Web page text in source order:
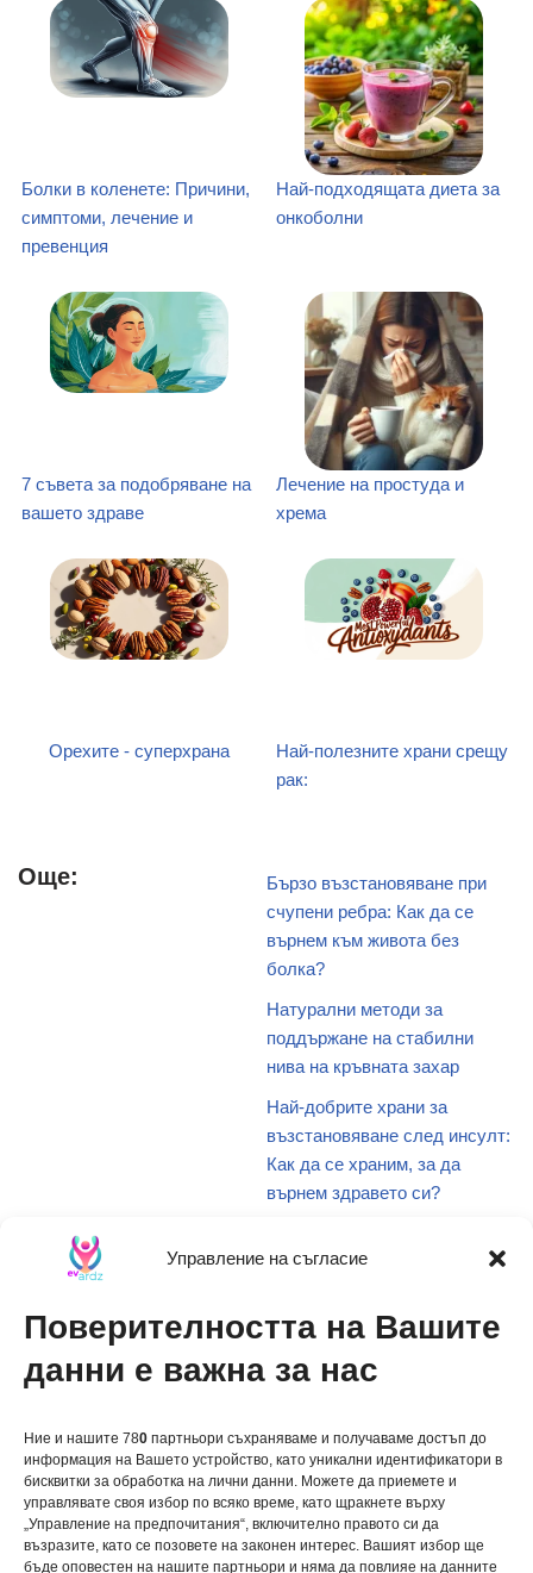
Управление на съгласие
Поверителността на Вашите
данни е важна за нас
Ние и нашите 780 партньори съхраняваме и получаваме достъп до
информация на Вашето устройство, като уникални идентификатори в
бисквитки за обработка на лични данни. Можете да приемете и
управлявате своя избор по всяко време, като щракнете върху
„Управление на предпочитания“, включително правото си да
възразите, като се позовете на законен интерес. Вашият избор ще
бъде оповестен на нашите партньори и няма да повлияе на данните
Болки в коленете: Причини,
симптоми, лечение и
превенция
Най-подходящата диета за
онкоболни
7 съвета за подобряване на
вашето здраве
Лечение на простуда и
хремa
Орехите - суперхрана
Най-полезните храни срещу
рак:
Още:
Бързо възстановяване при
счупени ребра: Как да се
върнем към живота без
болка?
Натурални методи за
поддържане на стабилни
нива на кръвната захар
Най-добрите храни за
възстановяване след инсулт:
Как да се храним, за да
върнем здравето си?
мазнините и защо са опасни
Наситените мазнини: Какво
трябва да знаете и защо е
важно за здравето ви?
关于我们